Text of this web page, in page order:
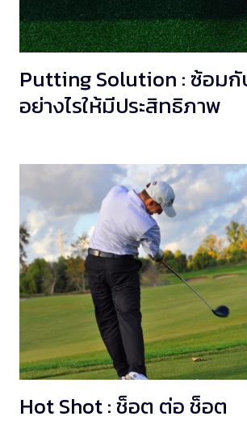
Putting Solution : ซ้อม
อย่างไรให้มีประสิทธิภาพ
Hot Shot : ช็อต ต่อ ช็อต